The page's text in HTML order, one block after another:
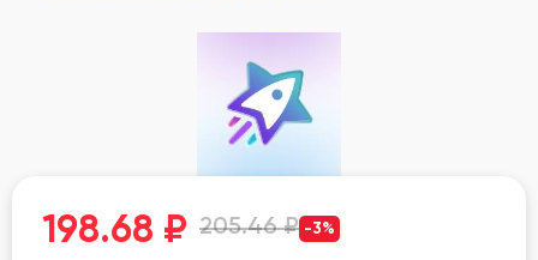
198.68 ₽ 205.46 ₽ -3%